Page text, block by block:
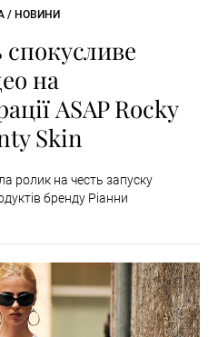
/ НОВИНИ
на
ASAP Rocky
Skin
ролик на честь запуску
бренду Ріанни